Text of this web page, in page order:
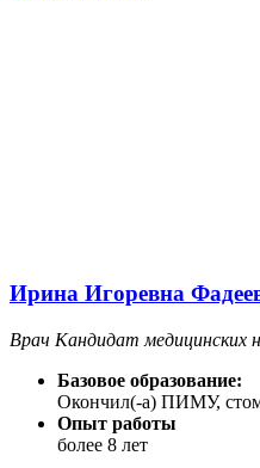
Ирина Игоревна
Врач Кандидат медицинских
Базовое образование:
Окончил(-а) ПИМУ,
Опыт работы
более 8 лет